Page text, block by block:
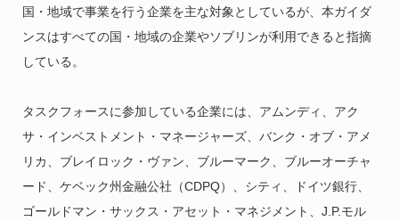
国・地域で事業を行う企業を主な対象としているが、本ガイダ
ンスはすべての国・地域の企業やソブリンが利用できると指摘
している。
タスクフォースに参加している企業には、アムンディ、アク
サ・インベストメント・マネージャーズ、バンク・オブ・アメ
リカ、ブレイロック・ヴァン、ブルーマーク、ブルーオーチャ
ード、ケベック州金融公社（CDPQ）、シティ、ドイツ銀行、
ゴールドマン・サックス・アセット・マネジメント、J.P.モル